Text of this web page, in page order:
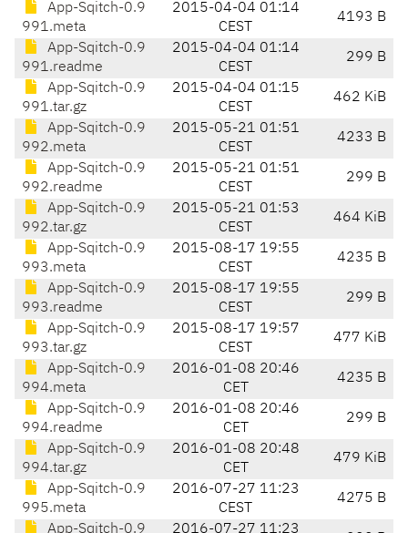
App-Sqitch-0.9
991.meta
2015-04-04 01:14
CEST
4193 B
App-Sqitch-0.9
991.readme
2015-04-04 01:14
CEST
299 B
App-Sqitch-0.9
991.tar.gz
2015-04-04 01:15
CEST
462 KiB
App-Sqitch-0.9
992.meta
2015-05-21 01:51
CEST
4233 B
App-Sqitch-0.9
992.readme
2015-05-21 01:51
CEST
299 B
App-Sqitch-0.9
992.tar.gz
2015-05-21 01:53
CEST
464 KiB
App-Sqitch-0.9
993.meta
2015-08-17 19:55
CEST
4235 B
App-Sqitch-0.9
993.readme
2015-08-17 19:55
CEST
299 B
App-Sqitch-0.9
993.tar.gz
2015-08-17 19:57
CEST
477 KiB
App-Sqitch-0.9
994.meta
2016-01-08 20:46
CET
4235 B
App-Sqitch-0.9
994.readme
2016-01-08 20:46
CET
299 B
App-Sqitch-0.9
994.tar.gz
2016-01-08 20:48
CET
479 KiB
App-Sqitch-0.9
995.meta
2016-07-27 11:23
CEST
4275 B
App-Sqitch-0.9 2016-07-27 11:23